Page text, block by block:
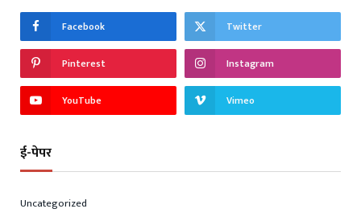
Facebook Twitter
Pinterest Instagram
YouTube Vimeo
ई-पेपर
Uncategorized